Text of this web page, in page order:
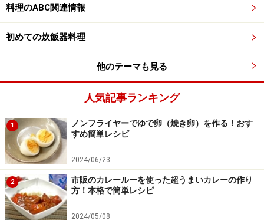
料理のABC関連情報
初めての炊飯器料理
他のテーマも見る
人気記事ランキング
1
ノンフライヤーでゆで卵（焼き卵）を作る！おす
すめ簡単レシピ
2024/06/23
2
市販のカレールーを使った超うまいカレーの作り
方！本格で簡単レシピ
2024/05/08